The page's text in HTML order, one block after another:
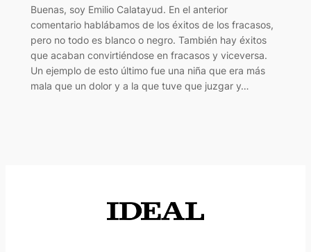
Buenas, soy Emilio Calatayud. En el anterior
comentario hablábamos de los éxitos de los fracasos,
pero no todo es blanco o negro. También hay éxitos
que acaban convirtiéndose en fracasos y viceversa.
Un ejemplo de esto último fue una niña que era más
mala que un dolor y a la que tuve que juzgar y…